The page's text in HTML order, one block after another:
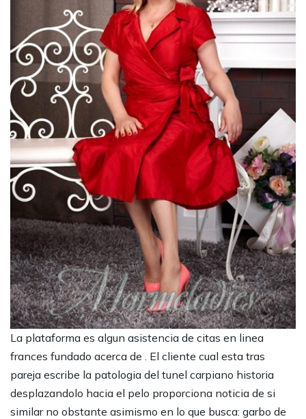
La plataforma es algun asistencia de citas en linea
frances fundado acerca de . El cliente cual esta tras
pareja escribe la patologia del tunel carpiano historia
desplazandolo hacia el pelo proporciona noticia de si
similar no obstante asimismo en lo que busca: garbo de